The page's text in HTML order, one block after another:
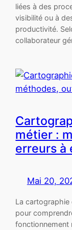
liées à des
visibilité ou à
productivité.
collaborateur
métier :
erreurs à
Mai 20,
La
pour
fonctionnement